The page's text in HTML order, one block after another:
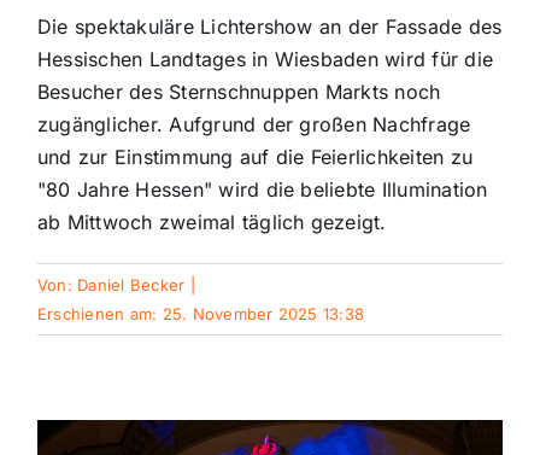
Panorama
Mein Stadtteil
Verkehrsmeldungen
Die spektakuläre Lichtershow an der Fassade des
Hessischen Landtages in Wiesbaden wird für die
Besucher des Sternschnuppen Markts noch
zugänglicher. Aufgrund der großen Nachfrage
und zur Einstimmung auf die Feierlichkeiten zu
"80 Jahre Hessen" wird die beliebte Illumination
ab Mittwoch zweimal täglich gezeigt.
Von: Daniel Becker
Erschienen am: 25. November 2025 13:38